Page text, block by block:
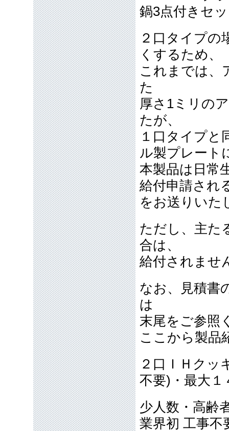
鍋3点付きセ
２口タイプの
くするため、
これまでは、
た
厚さ1ミリの
たが、
１口タイプと
ル製プレート
本製品は日常
給付申請され
をお送りいた
ただし、主た
合は、
給付されませ
なお、見積書
は
末尾をご参照
ここから製品
２口ＩＨクッ
不要)・最大１
少人数・高齢
業界初 工事不